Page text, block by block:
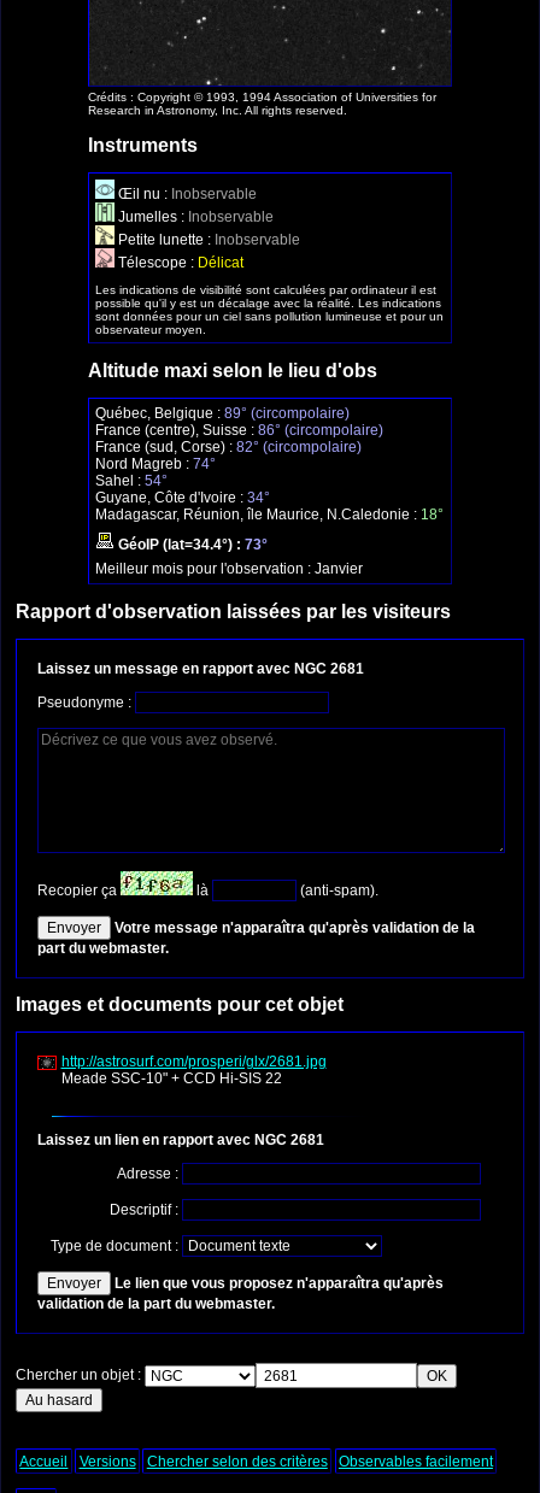
Crédits : Copyright © 1993, 1994 Association of Universities for
Research in Astronomy, Inc. All rights reserved.
Instruments
Œil nu : Inobservable
Jumelles : Inobservable
Petite lunette : Inobservable
Télescope : Délicat
Les indications de visibilité sont calculées par ordinateur il est
possible qu'il y est un décalage avec la réalité. Les indications
sont données pour un ciel sans pollution lumineuse et pour un
observateur moyen.
Altitude maxi selon le lieu d'obs
Québec, Belgique : 89° (circompolaire)
France (centre), Suisse : 86° (circompolaire)
France (sud, Corse) : 82° (circompolaire)
Nord Magreb : 74°
Sahel : 54°
Guyane, Côte d'Ivoire : 34°
Madagascar, Réunion, île Maurice, N.Caledonie : 18°
GéoIP (lat=34.4°) : 73°
Meilleur mois pour l'observation : Janvier
Rapport d'observation laissées par les visiteurs
Laissez un message en rapport avec NGC 2681
Pseudonyme :
Recopier ça là (anti-spam).
Votre message n'apparaîtra qu'après validation de la
part du webmaster.
Images et documents pour cet objet
http://astrosurf.com/prosperi/glx/2681.jpg
Meade SSC-10" + CCD Hi-SIS 22
Laissez un lien en rapport avec NGC 2681
Adresse :
Descriptif :
Type de document :
Le lien que vous proposez n'apparaîtra qu'après
validation de la part du webmaster.
Chercher un objet :
Accueil Versions Chercher selon des critères Observables facilement